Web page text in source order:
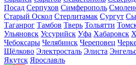
Посад Серпухов Симферополь
Старый Оскол Стерлитамак Сургут
Таганрог Тамбов Тверь Тольятти
Ульяновск Уссурийск Уфа Хабаровск
Чебоксары Челябинск Череповец
Щёлково Электросталь Элиста
Якутск Ярославль